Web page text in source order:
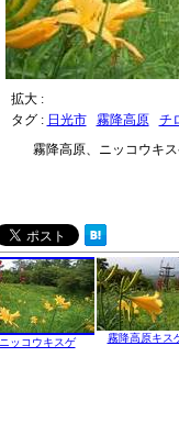
拡大 :
タグ : 日光市 霧降高原
チ
霧降高原、ニッコウキ
ニッコウキスゲ 霧降高原キス